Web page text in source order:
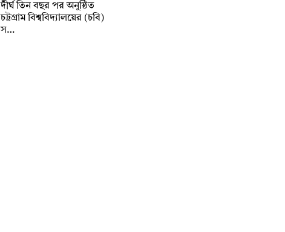
দীর্ঘ তিন বছর পর অনুষ্ঠিত
চট্টগ্রাম বিশ্ববিদ্যালয়ের (চবি)
স…